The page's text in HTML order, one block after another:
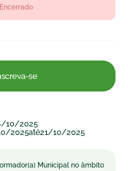
Encerrado
se
10/2025
2025até21/10/2025
Municipal no âmbito